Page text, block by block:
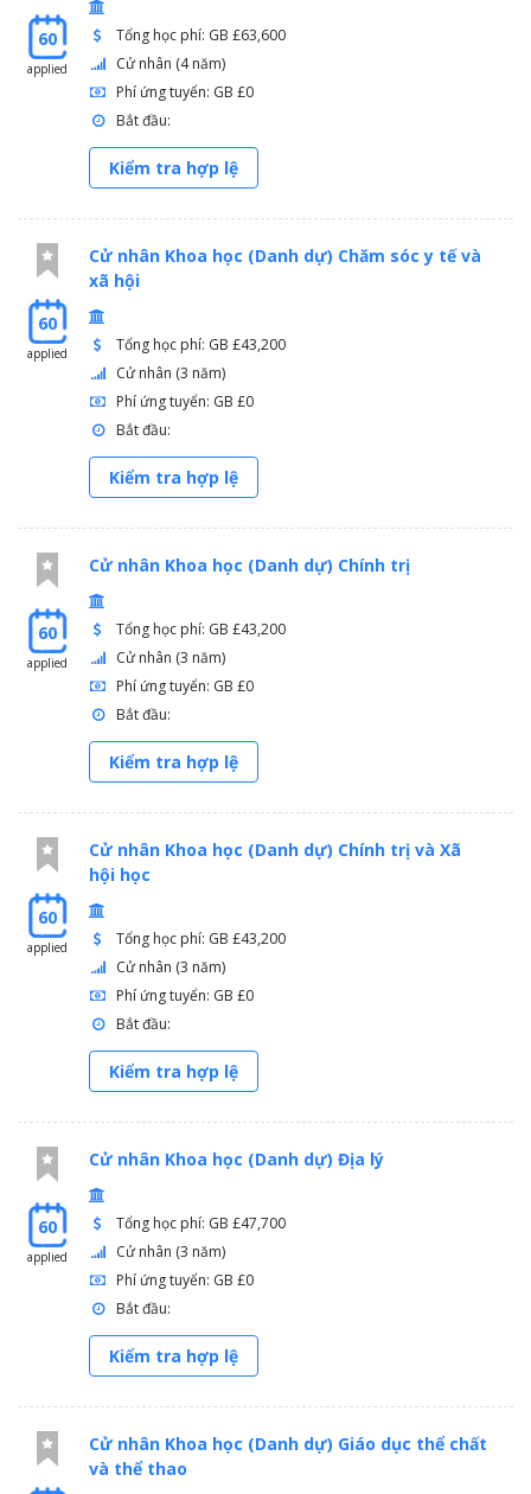
60
applied
Tổng học phí: GB £63,600
Cử nhân (4 năm)
Phí ứng tuyển: GB £0
Bắt đầu:
Kiểm tra hợp lệ
60
applied
Cử nhân Khoa học (Danh dự) Chăm sóc y tế và
xã hội
Tổng học phí: GB £43,200
Cử nhân (3 năm)
Phí ứng tuyển: GB £0
Bắt đầu:
Kiểm tra hợp lệ
60
applied
Cử nhân Khoa học (Danh dự) Chính trị
Tổng học phí: GB £43,200
Cử nhân (3 năm)
Phí ứng tuyển: GB £0
Bắt đầu:
Kiểm tra hợp lệ
60
applied
Cử nhân Khoa học (Danh dự) Chính trị và Xã
hội học
Tổng học phí: GB £43,200
Cử nhân (3 năm)
Phí ứng tuyển: GB £0
Bắt đầu:
Kiểm tra hợp lệ
60
applied
Cử nhân Khoa học (Danh dự) Địa lý
Tổng học phí: GB £47,700
Cử nhân (3 năm)
Phí ứng tuyển: GB £0
Bắt đầu:
Kiểm tra hợp lệ
Cử nhân Khoa học (Danh dự) Giáo dục thể chất
và thể thao